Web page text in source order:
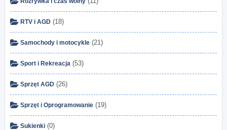
RTV i AGD (18)
Samochody i motocykle (21)
Sport i Rekreacja (53)
Sprzęt AGD (26)
Sprzęt i Oprogramowanie (19)
Sukienki (0)